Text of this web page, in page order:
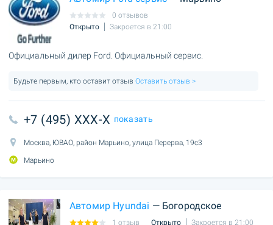
0 отзывов
Открыто
Закроется в 21:00
Официальный дилер Ford. Официальный сервис.
Будьте первым, кто оставит отзыв Оставить отзыв >
+7 (495) XXX-X показать
Москва, ЮВАО, район Марьино, улица Перерва, 19с3
Марьино
Автомир Hyundai — Богородское
1 отзыв Открыто Закроется в 21:00